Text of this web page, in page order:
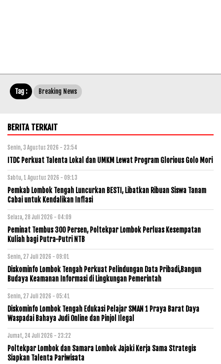
Tag : Breaking News
BERITA TERKAIT
Senin, 3 Agustus 2026 - 23:54
ITDC Perkuat Talenta Lokal dan UMKM Lewat Program Glorious Golo Mori
Sabtu, 1 Agustus 2026 - 09:13
Pemkab Lombok Tengah Luncurkan BESTI, Libatkan Ribuan Siswa Tanam
Cabai untuk Kendalikan Inflasi
Selasa, 28 Juli 2026 - 04:09
Peminat Tembus 300 Persen, Poltekpar Lombok Perluas Kesempatan
Kuliah bagi Putra-Putri NTB
Senin, 27 Juli 2026 - 09:01
Diskominfo Lombok Tengah Perkuat Pelindungan Data Pribadi,Bangun
Budaya Keamanan Informasi di Lingkungan Pemerintah
Senin, 27 Juli 2026 - 05:41
Diskominfo Lombok Tengah Edukasi Pelajar SMAN 1 Praya Barat Daya
Waspadai Bahaya Judi Online dan Pinjol Ilegal
Jumat, 24 Juli 2026 - 23:22
Poltekpar Lombok dan Samara Lombok Jajaki Kerja Sama Strategis
Siapkan Talenta Pariwisata